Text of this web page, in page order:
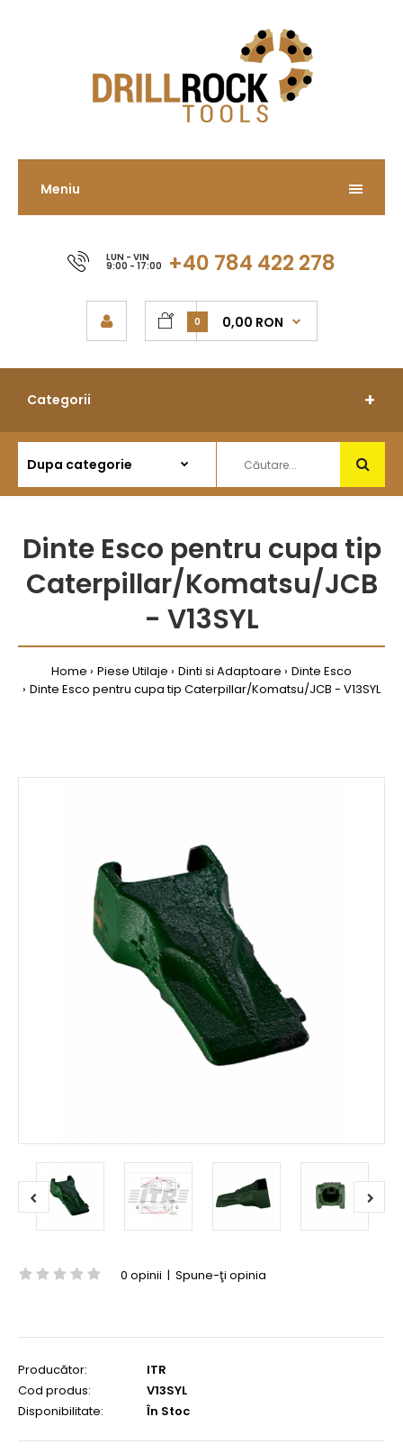
Meniu
LUN - VIN
9:00 - 17:00 +40 784 422 278
0 0,00 RON
Categorii
Dinte Esco pentru cupa tip
Caterpillar/Komatsu/JCB
- V13SYL
Home Piese Utilaje Dinti si Adaptoare
Dinte Esco
Dinte Esco pentru cupa tip Caterpillar/Komatsu/JCB - V13SYL
0 opinii | Spune-ţi opinia
Producător:
ITR
Cod produs:
V13SYL
Disponibilitate:
În Stoc